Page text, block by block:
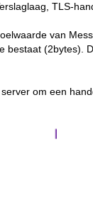
TLS-
van
(2bytes).
om een